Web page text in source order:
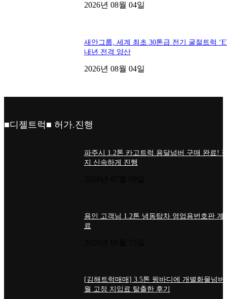
2026년 08월 04일
새안그룹, 세계 최초 30톤급 전기 굴절트럭
내년 전격 양산
2026년 08월 04일
■디젤트럭■ 허가.진행
파주시 1.2톤 카고트럭 용달넘버 구매 완료!
지 신속하게 진행
용인 고객님 1.2톤 냉동탑차 영업용번호판 계
료
[김해트럭매매] 3.5톤 윙바디에 개별화물넘버
월 고정 지입료 탈출한 후기